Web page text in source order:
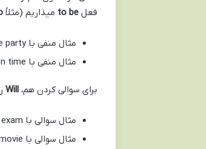
فعلto be میذاریم (مثلاً
مثال منفی با
مثال منفی با time.
برای سوالی کردن هم،Will
مثال سوالی با
مثال سوالی با